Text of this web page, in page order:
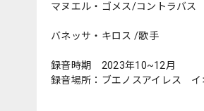
マヌエル・ゴメス/コントラバス
バネッサ・キロス /歌手
録音時期 2023年10~12月
録音場所：ブエノスアイレス イ